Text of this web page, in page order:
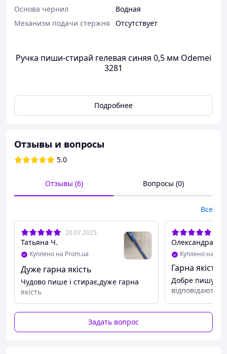
Основа чернил
Водная
Механизм подачи стержня
Отсутствует
Ручка пиши-стирай гелевая синяя 0,5 мм Odemei
3281
Гелевая ручка со стержнем "пишет-стирает"
Рельефная зона захвата
Подробнее
Отзывы и вопросы
5.0
Отзывы (6) Вопросы (0)
Все
20.07.2025
Татьяна Ч.
Куплено на Prom.ua
Дуже гарна якість
Чудово пише і стирає,дуже гарна
якість
Олександра Я.
Куплено на
Гарна якість
Добре пишуть,
відповідають
Задать вопрос